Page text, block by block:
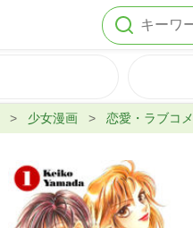
少女漫画 恋愛・ラブコメ